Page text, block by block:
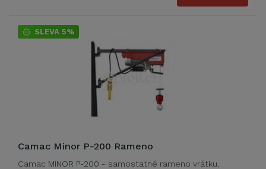
SLEVA 5%
Camac Minor P-200 Rameno
Camac MINOR P-200 - samostatné rameno vrátku.